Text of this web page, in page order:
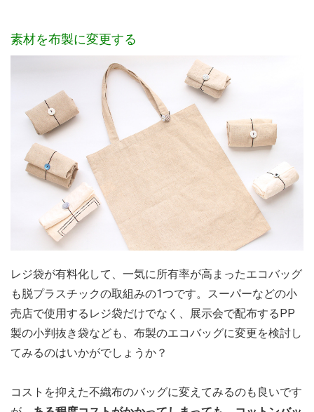
素材を布製に変更する
レジ袋が有料化して、一気に所有率が高まったエコバッグ
も脱プラスチックの取組みの1つです。スーパーなどの小
売店で使用するレジ袋だけでなく、展示会で配布するPP
製の小判抜き袋なども、布製のエコバッグに変更を検討し
てみるのはいかがでしょうか？
コストを抑えた不織布のバッグに変えてみるのも良いです